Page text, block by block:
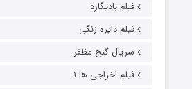
فیلم بادیگارد
فیلم دایره زنگی
سریال گنج مظفر
فیلم اخراجی ها ۱